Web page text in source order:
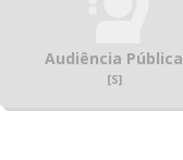
Audiência Pública
[S]